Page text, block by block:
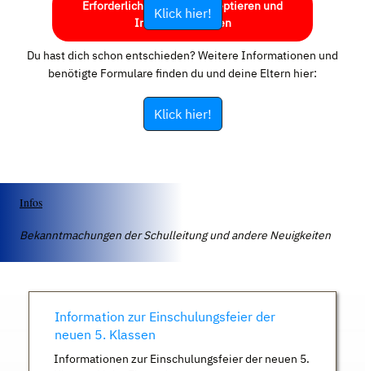
Erforderlichen Service akzeptieren und
Inhalte entsperren
Klick hier!
Du hast dich schon entschieden? Weitere Informationen und
benötigte Formulare finden du und deine Eltern hier:
Klick hier!
Infos
Bekanntmachungen der Schulleitung und andere Neuigkeiten
Information zur Einschulungsfeier der
neuen 5. Klassen
Informationen zur Einschulungsfeier der neuen 5.